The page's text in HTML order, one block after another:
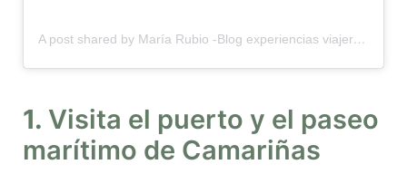
A post shared by María Rubio -Blog experiencias viajeras Galicia (@unsaltoagalicia)
1. Visita el puerto y el paseo
marítimo de Camariñas